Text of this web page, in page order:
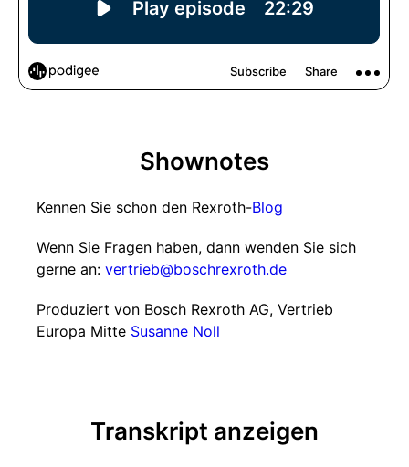
Shownotes
Kennen Sie schon den Rexroth-Blog
Wenn Sie Fragen haben, dann wenden Sie sich
gerne an: vertrieb@boschrexroth.de
Produziert von Bosch Rexroth AG, Vertrieb
Europa Mitte Susanne Noll
Transkript anzeigen